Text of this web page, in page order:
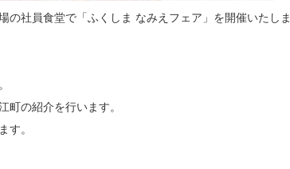
社員食堂で「ふくしま なみえフェア」を開催いたしま
町の紹介を行います。
す。